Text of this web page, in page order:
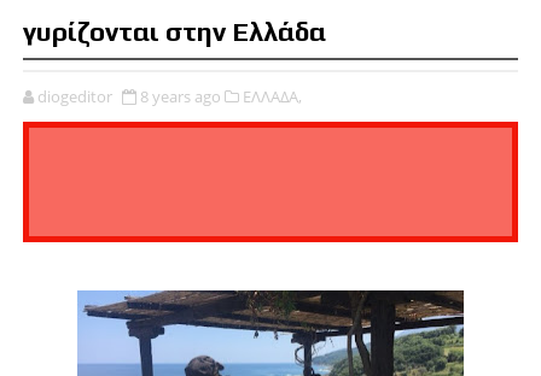
γυρίζονται στην Ελλάδα
diogeditor 8 years ago ΕΛΛΑΔΑ,